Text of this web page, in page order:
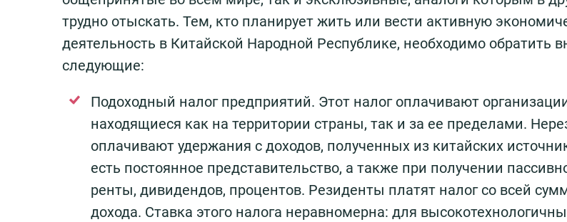
трудно отыскать. Тем, кто планирует жить или вести активную
деятельность в Китайской Народной Республике, необходимо обратить
следующие:
Подоходный налог предприятий. Этот налог оплачивают
находящиеся как на территории страны, так и за ее пределами.
оплачивают удержания с доходов, полученных из китайских
есть постоянное представительство, а также при получении
ренты, дивидендов, процентов. Резиденты платят налог со всей
дохода. Ставка этого налога неравномерна: для